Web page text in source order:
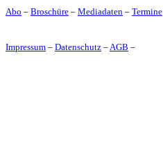
Abo – Broschüre – Mediadaten – Termine
Impressum – Datenschutz – AGB –